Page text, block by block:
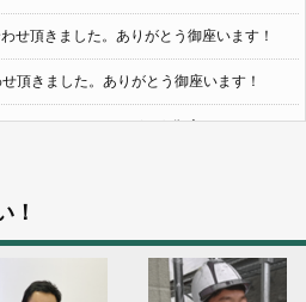
せ頂きました。ありがとう御座います！
頂きました。ありがとう御座います！
頂きました。ありがとう御座います！
せ頂きました。ありがとう御座います！
頂きました。ありがとう御座います！
せ頂きました。ありがとう御座います！
！